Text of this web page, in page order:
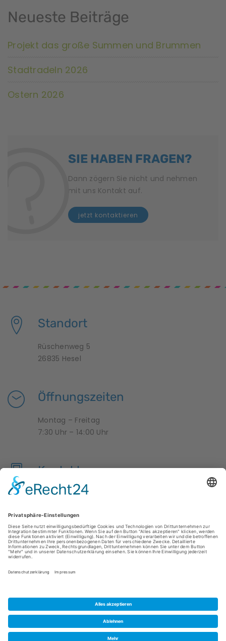
Neueste Beiträge
Projekt das große Summen und Brummen
Stadtradeln 2026
Ostern 2026
SIE HABEN FRAGEN?
Dann zögern Sie nicht und nehmen
mit uns Kontakt auf.
jetzt kontaktieren
Standort
Rüschenweg 5
26835 Hesel
Öffnungszeiten
Montag – Freitag
7:30 Uhr – 14:00 Uhr
Kontakt
04950 9958376
IMPRESSUM DATENSCHUTZ
KONTAKT